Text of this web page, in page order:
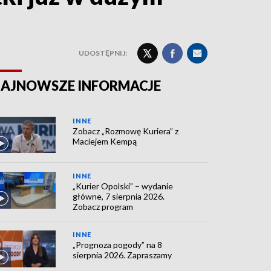
UDOSTĘPNIJ:
INFORMACJE
INNE
Zobacz „Rozmowę Kuriera” z
Maciejem Kempą
INNE
„Kurier Opolski” – wydanie
główne, 7 sierpnia 2026.
Zobacz program
INNE
„Prognoza pogody” na 8
sierpnia 2026. Zapraszamy